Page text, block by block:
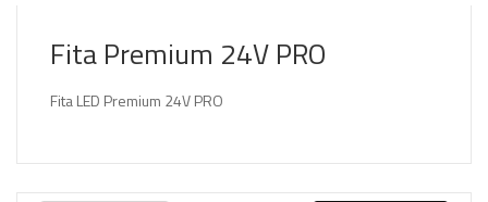
Fita Premium 24V PRO
Fita LED Premium 24V PRO